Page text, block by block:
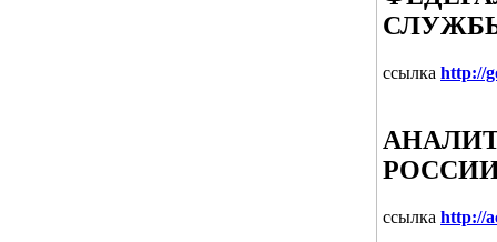
ссылка http://
ссылка http://